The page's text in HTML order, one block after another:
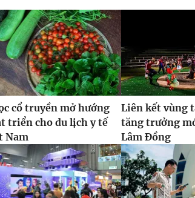
cổ truyền mở hướng
triển cho du lịch y tế
Nam
Liên kết vùng
tăng trưởng
Lâm Đồng